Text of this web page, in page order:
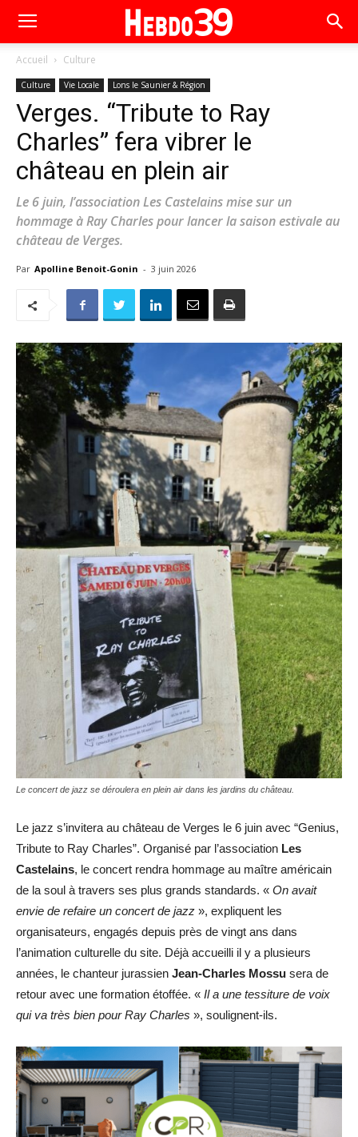
Accueil Culture
Culture Vie Locale Lons le Saunier & Région
Verges. “Tribute to Ray
Charles” fera vibrer le
château en plein air
Le 6 juin, l’association Les Castelains mise sur un
hommage à Ray Charles pour lancer la saison estivale au
château de Verges.
Par Apolline Benoit-Gonin - 3 juin 2026
Le concert de jazz se déroulera en plein air dans les jardins du château.
Le jazz s’invitera au château de Verges le 6 juin avec “Genius,
Tribute to Ray Charles”. Organisé par l’association Les
Castelains, le concert rendra hommage au maître américain
de la soul à travers ses plus grands standards. « On avait
envie de refaire un concert de jazz », expliquent les
organisateurs, engagés depuis près de vingt ans dans
l’animation culturelle du site. Déjà accueilli il y a plusieurs
années, le chanteur jurassien Jean-Charles Mossu sera de
retour avec une formation étoffée. « Il a une tessiture de voix
qui va très bien pour Ray Charles », soulignent-ils.